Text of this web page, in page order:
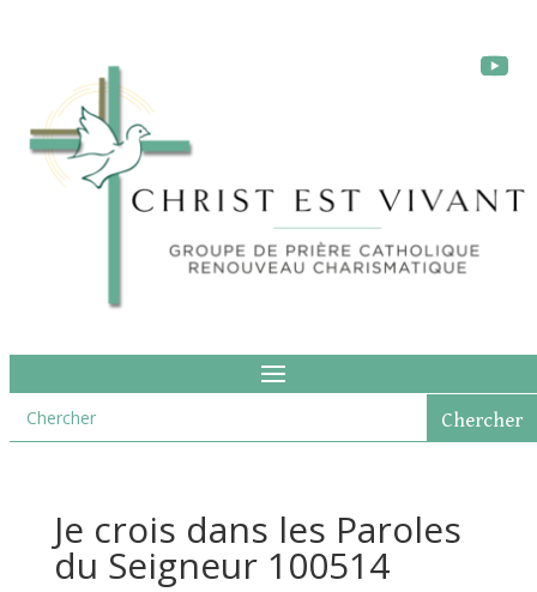
Je crois dans les Paroles
du Seigneur 100514